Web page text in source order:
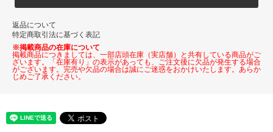
返品について
特定商取引法に基づく表記
※掲載商品の在庫について
掲載商品につきましては、一部店頭在庫（実店舗）と共有している商品がご
ざいます。「在庫有り」の表示があっても、ご注文後に欠品が発生する場合
がございます。完売や欠品の場合は誠にご迷惑をおかけいたします。あらか
じめご了承ください。